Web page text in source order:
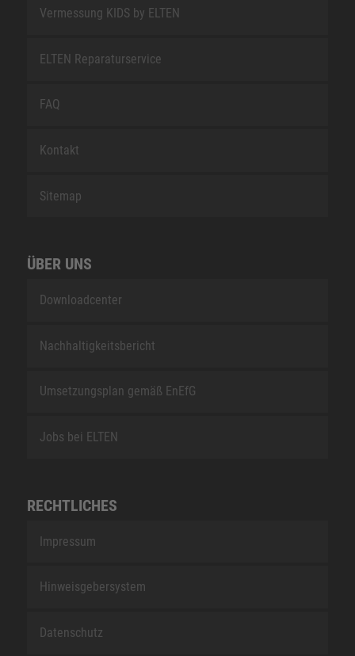
Vermessung KIDS by ELTEN
ELTEN Reparaturservice
FAQ
Kontakt
Sitemap
ÜBER UNS
Downloadcenter
Nachhaltigkeitsbericht
Umsetzungsplan gemäß EnEfG
Jobs bei ELTEN
RECHTLICHES
Impressum
Hinweisgebersystem
Datenschutz